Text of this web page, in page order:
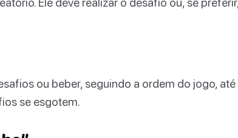
ou beber, seguindo a ordem do jogo, até
se esgotem.